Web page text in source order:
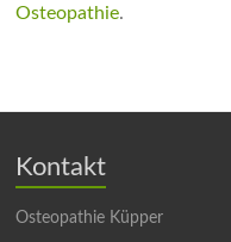
Osteopathie.
Kontakt
Osteopathie Küpper